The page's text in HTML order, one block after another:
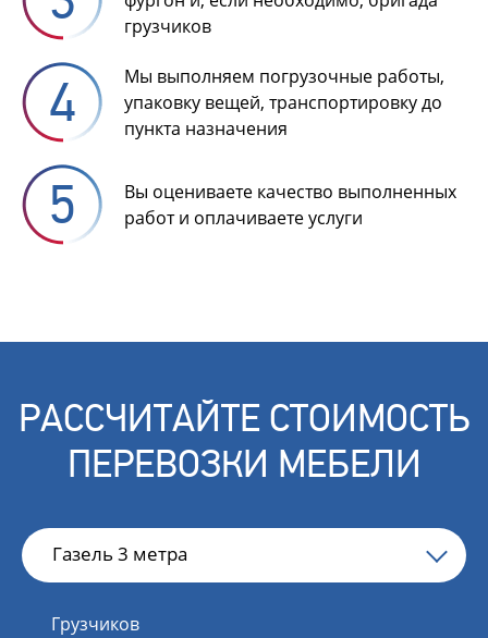
грузчиков
Мы выполняем погрузочные работы,
упаковку вещей, транспортировку до
пункта назначения
Вы оцениваете качество выполненных
работ и оплачиваете услуги
РАССЧИТАЙТЕ СТОИМОСТЬ
ПЕРЕВОЗКИ МЕБЕЛИ
Газель 3 метра
Грузчиков